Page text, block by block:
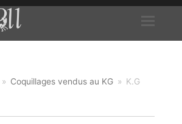
» Coquillages vendus au KG » K.G